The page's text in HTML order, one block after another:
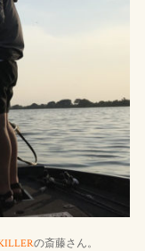
の斎藤さん。